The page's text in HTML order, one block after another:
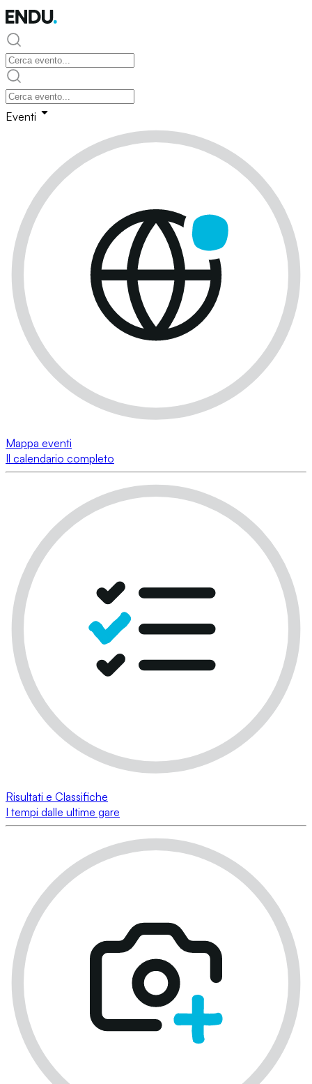
Eventi
Mappa eventi
Il calendario completo
Risultati e Classifiche
I tempi dalle ultime gare